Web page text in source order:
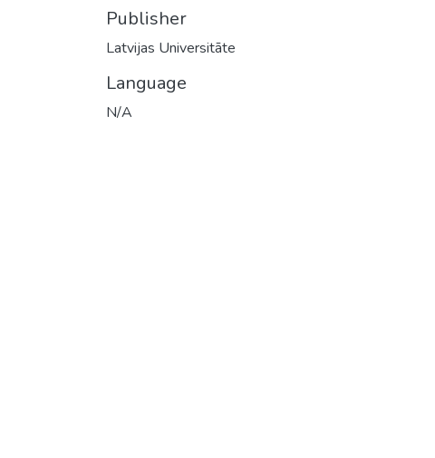
Publisher
Latvijas Universitāte
Language
N/A